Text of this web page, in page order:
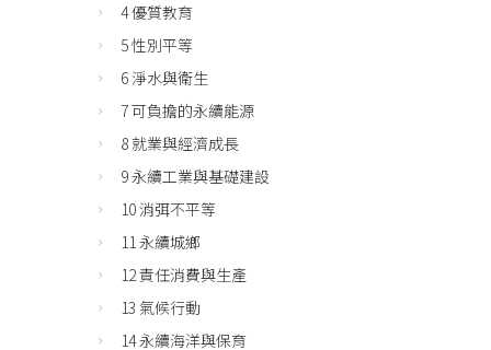
4 優質教育
5 性別平等
6 淨水與衛生
7 可負擔的永續能源
8 就業與經濟成長
9 永續工業與基礎建設
10 消弭不平等
11 永續城鄉
12 責任消費與生產
13 氣候行動
14 永續海洋與保育